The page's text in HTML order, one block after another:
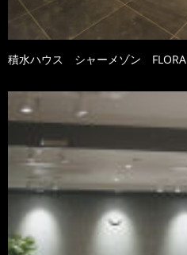
積水ハウス シャーメゾン FLORA